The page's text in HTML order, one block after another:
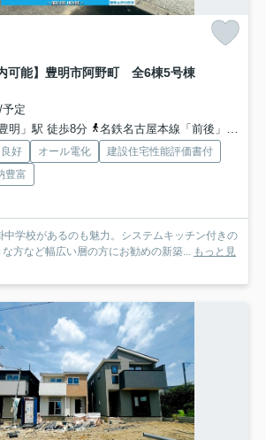
可能】豊明市阿野町 全6棟5号棟
定
明」駅 徒歩8分
名鉄名古屋本線「前後」駅 徒歩22分
好 オール電化
建設住宅性能評価書付
豊富
学校があるのも魅力。システムキッチン付きの
方など幅広い層の方にお勧めの新築... もっと見